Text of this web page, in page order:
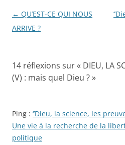
Navigation
des
← QU’EST-CE QUI NOUS
ARRIVE ?
14 réflexions sur « DIEU, LA
(V) : mais quel Dieu ?»
Ping : ‘’Dieu, la science, les
Une vie à la recherche de la
politique